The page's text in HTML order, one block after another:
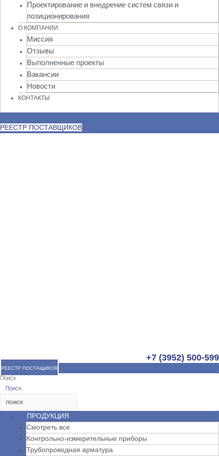
Проектирование и внедрение систем связи и
позиционирования
О КОМПАНИИ
Миссия
Отзывы
Выполненные проекты
Вакансии
Новости
КОНТАКТЫ
РЕЕСТР ПОСТАВЩИКОВ
+7 (3952) 500-599
РЕЕСТР ПОСТАЩИКОВ
Поиск
Поиск
ПРОДУКЦИЯ
Смотреть все
Контрольно-измерительные приборы
Трубопроводная арматура